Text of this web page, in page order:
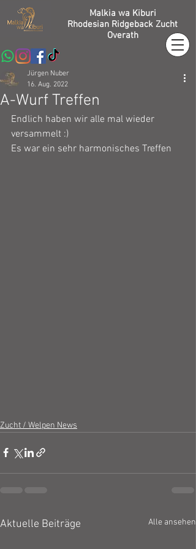
Malkia wa Kiburi
Rhodesian Ridgeback Zucht
Overath
A-Wurf Treffen
Jürgen Nuber
16. Aug. 2022
Endlich haben wir alle mal wieder
versammelt :)
Es war ein sehr harmonisches Treffen
Zucht / Welpen News
Aktuelle Beiträge Alle ansehen